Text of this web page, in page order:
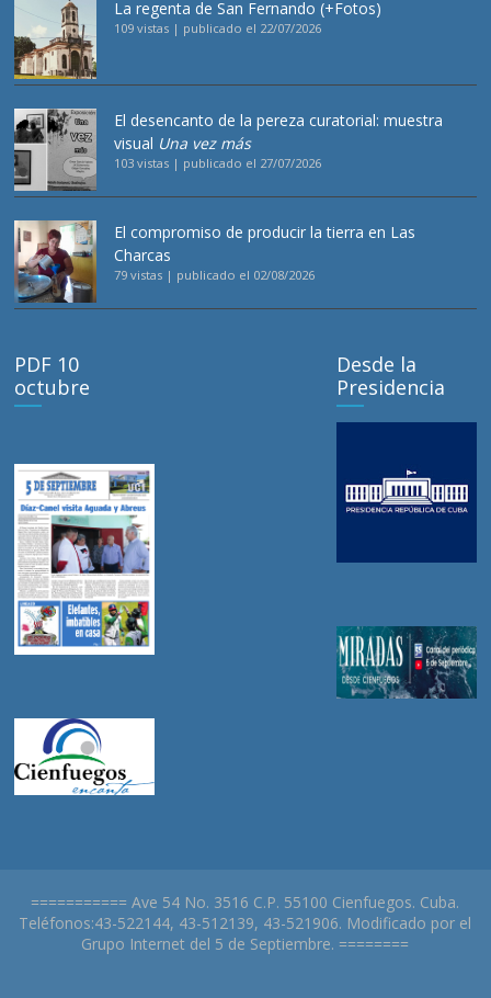
La regenta de San Fernando (+Fotos)
109 vistas | publicado el 22/07/2026
El desencanto de la pereza curatorial: muestra
visual Una vez más
103 vistas | publicado el 27/07/2026
El compromiso de producir la tierra en Las
Charcas
79 vistas | publicado el 02/08/2026
PDF 10
octubre
Desde la
Presidencia
=========== Ave 54 No. 3516 C.P. 55100 Cienfuegos. Cuba.
Teléfonos:43-522144, 43-512139, 43-521906. Modificado por el
Grupo Internet del 5 de Septiembre. ========